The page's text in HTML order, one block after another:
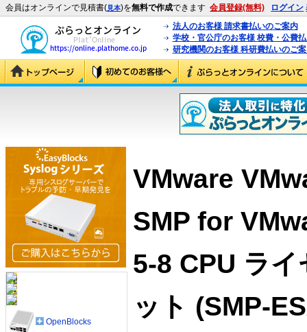
会員はオンラインで見積書(見本)を無料で作成できます 会員登録(無料) ログイン
法人のお客様 請求書払いのご案内
学校・官公庁のお客様 校費・公費
研究機関のお客様 科研費払いのご
VMware
SMP for
5-8 CPU ラ
ット (SMP-
OpenBlocks